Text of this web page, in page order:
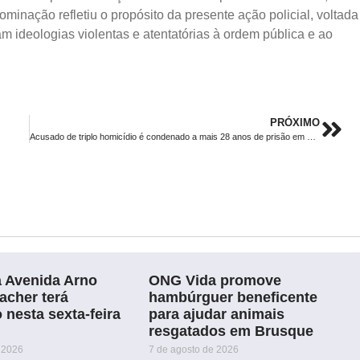
refletiu o propósito da presente ação policial, voltada
ideologias violentas e atentatórias à ordem pública e ao
PRÓXIMO
Avenida Arno
terá
nesta sexta-feira
ONG Vida promove
hambúrguer beneficente
para ajudar animais
resgatados em Brusque
7 de agosto de 2026